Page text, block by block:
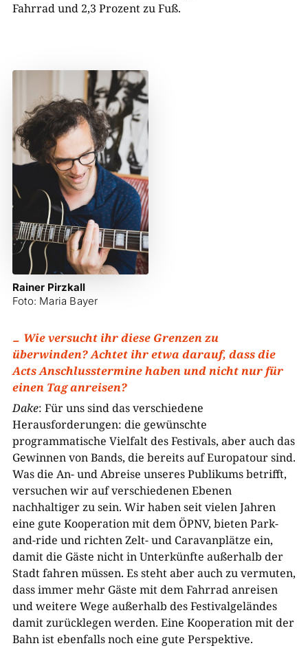
Fahrrad und 2,3 Prozent zu Fuß.
Rainer Pirzkall
Foto: Maria Bayer
Wie versucht ihr diese Grenzen zu
überwinden? Achtet ihr etwa darauf, dass die
Acts Anschlusstermine haben und nicht nur für
einen Tag anreisen?
Dake: Für uns sind das verschiedene
Herausforderungen: die gewünschte
programmatische Vielfalt des Festivals, aber auch das
Gewinnen von Bands, die bereits auf Europatour sind.
Was die An- und Abreise unseres Publikums betrifft,
versuchen wir auf verschiedenen Ebenen
nachhaltiger zu sein. Wir haben seit vielen Jahren
eine gute Kooperation mit dem ÖPNV, bieten Park-
and-ride und richten Zelt- und Caravanplätze ein,
damit die Gäste nicht in Unterkünfte außerhalb der
Stadt fahren müssen. Es steht aber auch zu vermuten,
dass immer mehr Gäste mit dem Fahrrad anreisen
und weitere Wege außerhalb des Festivalgeländes
damit zurücklegen werden. Eine Kooperation mit der
Bahn ist ebenfalls noch eine gute Perspektive.